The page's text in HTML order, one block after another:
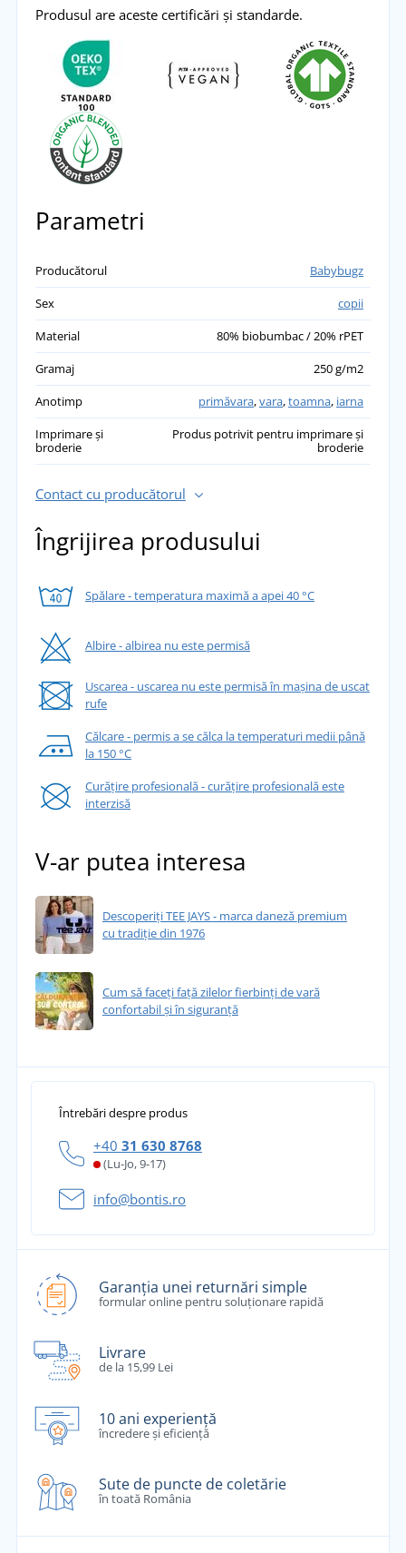
Produsul are aceste certificări și standarde.
Parametri
Producătorul
Babybugz
Sex
copii
Material
80% biobumbac / 20% rPET
Gramaj
250 g/m2
Anotimp
primăvara,vara,toamna, iarna
Imprimare și
broderie
Produs potrivit pentru imprimare și
broderie
Contact cu producătorul
Îngrijirea produsului
Spălare - temperatura maximă a apei 40 °C
Albire - albirea nu este permisă
Uscarea - uscarea nu este permisă în mașina de uscat
rufe
Călcare - permis a se călca la temperaturi medii până
la 150 °C
Curățire profesională - curățire profesională este
interzisă
V-ar putea interesa
Descoperiți TEE JAYS - marca daneză premium
cu tradiție din 1976
Cum să faceți față zilelor fierbinți de vară
confortabil și în siguranță
Întrebări despre produs
+40 31 630 8768
(Lu-Jo, 9-17)
info@bontis.ro
Garanția unei returnări simple
formular online pentru soluționare rapidă
Livrare
de la 15,99 Lei
10 ani experiență
încredere și eficiență
Sute de puncte de coletărie
în toată România